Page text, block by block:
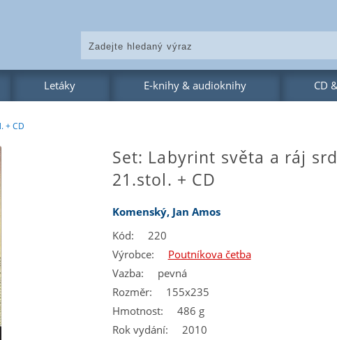
Letáky E-knihy & audioknihy CD
+ CD
Set: Labyrint světa a ráj
21.stol. + CD
Komenský, Jan Amos
Kód:
220
Výrobce:
Poutníkova četba
Vazba:
pevná
Rozměr:
155x235
Hmotnost:
486 g
Rok vydání:
2010